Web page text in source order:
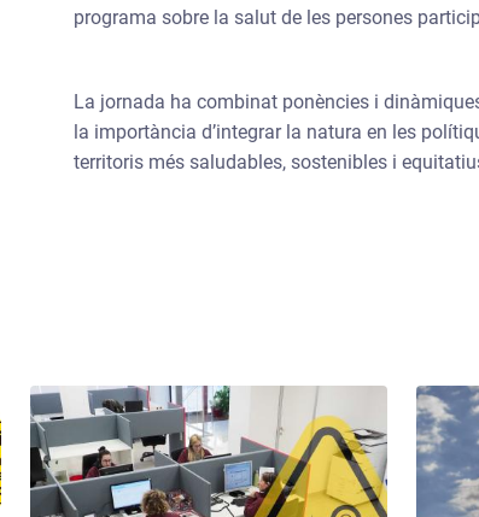
programa sobre la salut de les persones
La jornada ha combinat ponències i
la importància d’integrar la natura en les
territoris més saludables, sostenibles i